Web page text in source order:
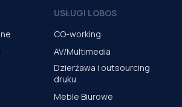
USŁUGI LOBOS
CO-working
AV/Multimedia
Dzierżawa i outsourcing
druku
Meble Biurowe